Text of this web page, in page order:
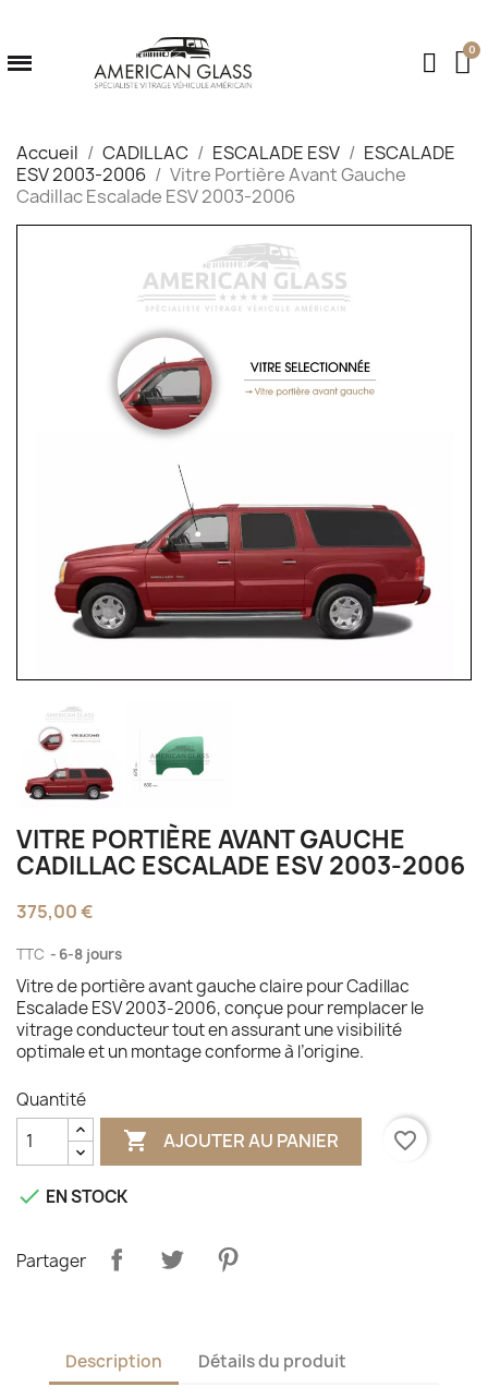
Accueil CADILLAC ESCALADE ESV
ESCALADE
ESV 2003-2006
Vitre Portière Avant Gauche
Cadillac Escalade ESV 2003-2006
VITRE PORTIÈRE AVANT GAUCHE
CADILLAC ESCALADE ESV 2003-2006
375,00 €
TTC 6-8 jours
Vitre de portière avant gauche claire pour Cadillac
Escalade ESV 2003-2006, conçue pour remplacer le
vitrage conducteur tout en assurant une visibilité
optimale et un montage conforme à l’origine.
Quantité
 AJOUTER AU PANIER favorite_border
 EN STOCK
Partager
Description Détails du produit